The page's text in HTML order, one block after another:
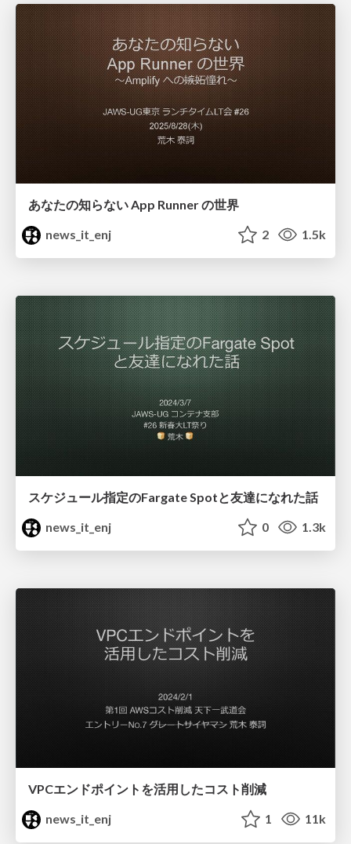
あなたの知らない App Runner の世界
news_it_enj
2 1.5k
スケジュール指定のFargate Spotと友達になれた話
news_it_enj
0 1.3k
VPCエンドポイントを活用したコスト削減
news_it_enj
1 11k